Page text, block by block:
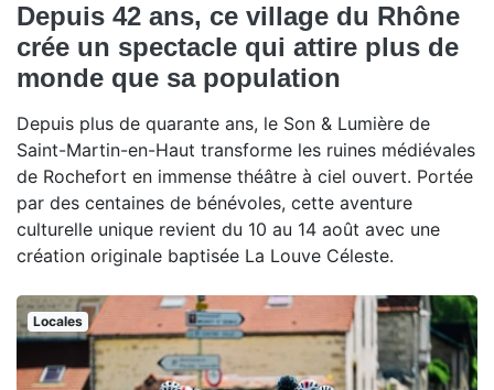
Depuis 42 ans, ce village du Rhône
crée un spectacle qui attire plus de
monde que sa population
Depuis plus de quarante ans, le Son & Lumière de
Saint-Martin-en-Haut transforme les ruines médiévales
de Rochefort en immense théâtre à ciel ouvert. Portée
par des centaines de bénévoles, cette aventure
culturelle unique revient du 10 au 14 août avec une
création originale baptisée La Louve Céleste.
Locales